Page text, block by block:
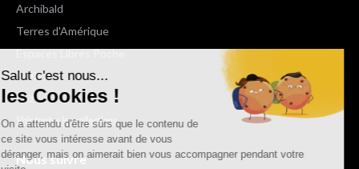
Salut c'est nous...
les Cookies !
On a attendu d'être sûrs que le contenu de
ce site vous intéresse avant de vous
déranger, mais on aimerait bien vous accompagner pendant votre
Archibald
Terres d'Amérique
Espaces Libres Poche
NOX
Wiz
Voir toutes les collections
Nous suivre